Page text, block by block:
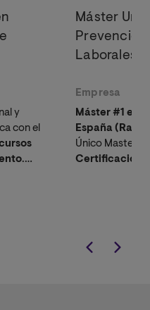
y
con el
.
Máster
Prevención
Laborales
Empresa
Máster #1 en
España
Único Master